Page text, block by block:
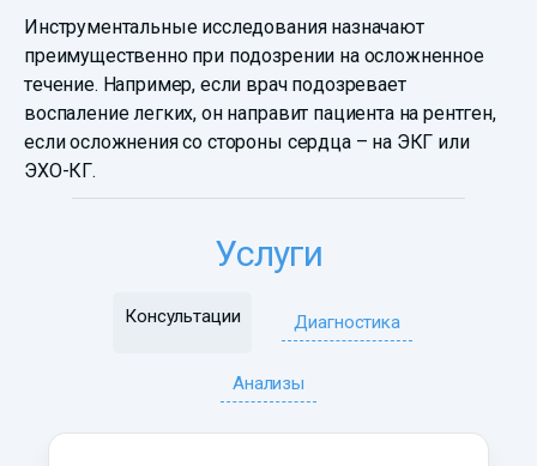
Инструментальные исследования назначают
преимущественно при подозрении на осложненное
течение. Например, если врач подозревает
воспаление легких, он направит пациента на рентген,
если осложнения со стороны сердца – на ЭКГ или
ЭХО-КГ.
Услуги
Консультации Диагностика
Анализы